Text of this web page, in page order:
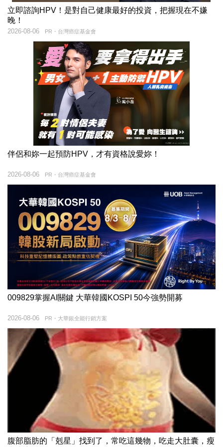
立即諮詢HPV！是對自己健康最好的投資，把握現在不嫌
晚！
PR・台灣癌症基金會
2026-08-06
伴侶和妳一起預防HPV，才有資格說愛妳！
PR・台灣癌症基金會
2026-08-06
009829掌握AI關鍵 大華韓國KOSPI 50今強勢開募
PR・大華銀全能行銷方案
2026-08-06
腹部脂肪的「剋星」找到了，常吃這幾物，吃走大肚囊，瘦